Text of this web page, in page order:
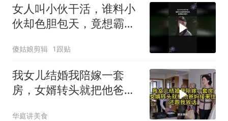
女人叫小伙干活，谁料小
伙却色胆包天，竟想霸占
傻姑娘剪辑 1跟贴
我女儿结婚我陪嫁一套
房，女婿转头就把他爸妈
华庭讲美食